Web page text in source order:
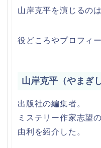
山岸克平を演じるの
役どころやプロフィ
山岸克平（やまぎ
出版社の編集者。
ミステリー作家志望
由利を紹介した。